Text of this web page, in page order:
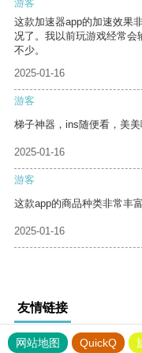
游客
这款加速器app的加速效果
况了。我以前玩游戏经常会
不少。
2025-01-16
游客
梯子神器，ins随便看，美美
2025-01-16
游客
这款app的商品种类非常丰
2025-01-16
友情链接
网站地图 QuickQ